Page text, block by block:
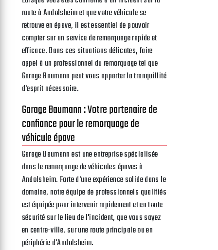
route à Andolsheim et que votre véhicule se
retrouve en épave, il est essentiel de pouvoir
compter sur un service de remorquage rapide et
efficace. Dans ces situations délicates, faire
appel à un professionnel du remorquage tel que
Garage Baumann peut vous apporter la tranquillité
d'esprit nécessaire.
Garage Baumann : Votre partenaire de
confiance pour le remorquage de
véhicule épave
Garage Baumann est une entreprise spécialisée
dans le remorquage de véhicules épaves à
Andolsheim. Forte d'une expérience solide dans le
domaine, notre équipe de professionnels qualifiés
est équipée pour intervenir rapidement et en toute
sécurité sur le lieu de l'incident, que vous soyez
en centre-ville, sur une route principale ou en
périphérie d'Andolsheim.